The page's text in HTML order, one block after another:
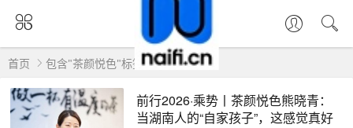
首页 包含"茶颜悦色"标签的文章
前行2026·乘势丨茶颜悦色熊晓青：
当湖南人的“自家孩子”，这感觉真好